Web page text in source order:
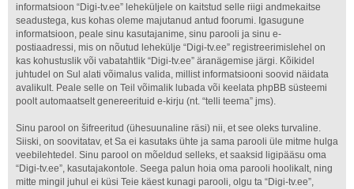
informatsioon “Digi-tv.ee” leheküljele on kaitstud selle riigi andmekaitse
seadustega, kus kohas oleme majutanud antud foorumi. Igasugune
informatsioon, peale sinu kasutajanime, sinu parooli ja sinu e-
postiaadressi, mis on nõutud lehekülje “Digi-tv.ee” registreerimislehel on
kas kohustuslik või vabatahtlik “Digi-tv.ee” äranägemise järgi. Kõikidel
juhtudel on Sul alati võimalus valida, millist informatsiooni soovid näidata
avalikult. Peale selle on Teil võimalik lubada või keelata phpBB süsteemi
poolt automaatselt genereerituid e-kirju (nt. “telli teema” jms).
Sinu parool on šifreeritud (ühesuunaline räsi) nii, et see oleks turvaline.
Siiski, on soovitatav, et Sa ei kasutaks ühte ja sama parooli üle mitme hulga
veebilehtedel. Sinu parool on mõeldud selleks, et saaksid ligipääsu oma
“Digi-tv.ee”, kasutajakontole. Seega palun hoia oma parooli hoolikalt, ning
mitte mingil juhul ei küsi Teie käest kunagi parooli, olgu ta “Digi-tv.ee”,